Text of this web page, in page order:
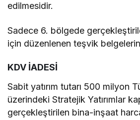
edilmesidir.
Sadece 6. bölgede
için düzenlenen teşvik
KDV İADESİ
Sabit yatırım tutarı 500 milyon
üzerindeki Stratejik Yatırımlar
gerçekleştirilen bina-inşaat